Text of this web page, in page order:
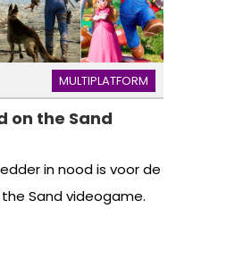
MULTIPLATFORM
on the Sand
in nood is voor de
Sand videogame.